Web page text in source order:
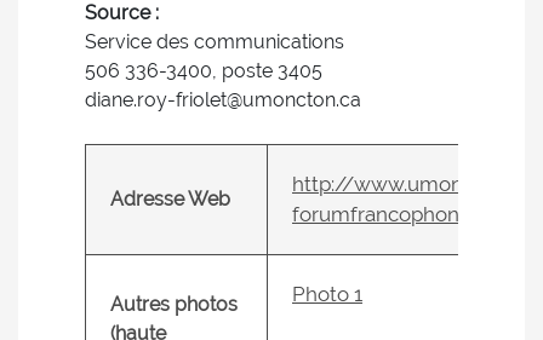
Source :
Service des communications
506 336-3400, poste 3405
diane.roy-friolet@umoncton.ca
Adresse Web
http://
Autres photos
(haute
Photo 1